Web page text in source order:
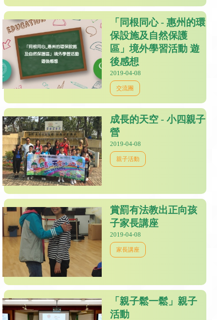
「同根同心 - 惠州的環
保設施及自然保護
區」境外學習活動 遊
後感想
2019-04-08
交流團
成長的天空 - 小四親子
營
2019-04-08
親子活動
賞罰有法教出正向孩
子家長講座
2019-04-08
家長講座
「親子鬆一鬆」親子
活動